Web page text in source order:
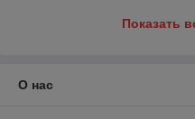
Показать
О нас